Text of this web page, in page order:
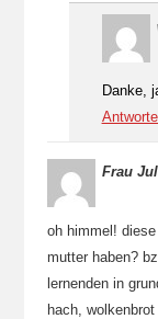
Danke,
Frau
oh himmel!
mutter haben?
lernenden in
hach,